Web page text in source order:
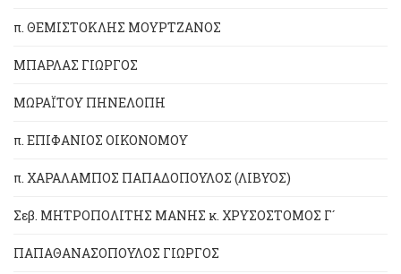
π. ΘΕΜΙΣΤΟΚΛΗΣ ΜΟΥΡΤΖΑΝΟΣ
ΜΠΑΡΛΑΣ ΓΙΩΡΓΟΣ
ΜΩΡΑΪΤΟΥ ΠΗΝΕΛΟΠΗ
π. ΕΠΙΦΑΝΙΟΣ ΟΙΚΟΝΟΜΟΥ
π. ΧΑΡΑΛΑΜΠΟΣ ΠΑΠΑΔΟΠΟΥΛΟΣ (ΛΙΒΥΟΣ)
Σεβ. ΜΗΤΡΟΠΟΛΙΤΗΣ ΜΑΝΗΣ κ. ΧΡΥΣΟΣΤΟΜΟΣ Γ´
ΠΑΠΑΘΑΝΑΣΟΠΟΥΛΟΣ ΓΙΩΡΓΟΣ